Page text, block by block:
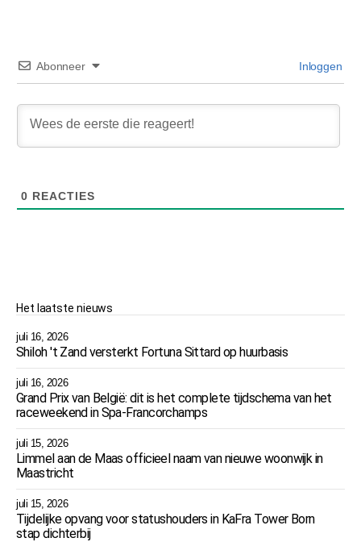
Abonneer Inloggen
0 REACTIES
Het laatste nieuws
juli 16, 2026
Shiloh 't Zand versterkt Fortuna Sittard op huurbasis
juli 16, 2026
Grand Prix van België: dit is het complete tijdschema van het
raceweekend in Spa-Francorchamps
juli 15, 2026
Limmel aan de Maas officieel naam van nieuwe woonwijk in
Maastricht
juli 15, 2026
Tijdelijke opvang voor statushouders in KaFra Tower Born
stap dichterbij